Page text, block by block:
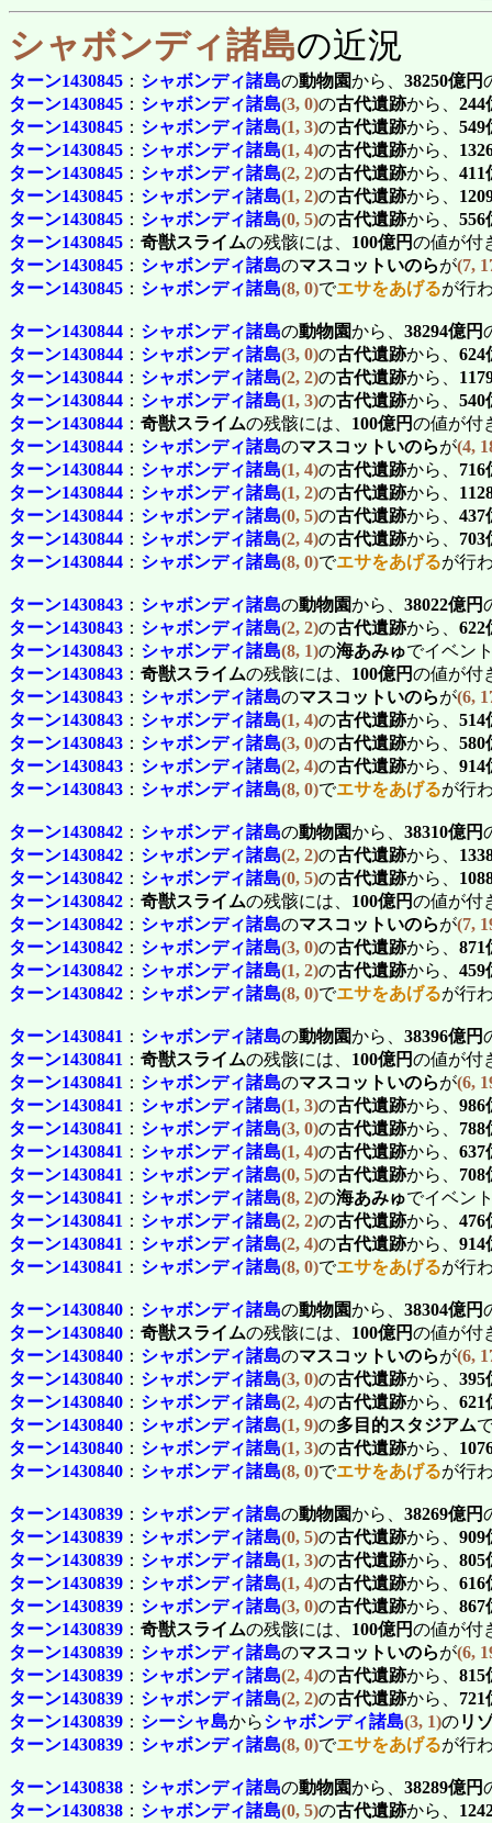
シャボンディ諸島の近況
ターン1430845 ： シャボンディ諸島の動物園から、 38250億円
ターン1430845 ： シャボンディ諸島(3, 0)の古代遺跡から、 244
ターン1430845 ： シャボンディ諸島(1, 3)の古代遺跡から、 549
ターン1430845 ： シャボンディ諸島(1, 4)の古代遺跡から、
ターン1430845 ： シャボンディ諸島(2, 2)の古代遺跡から、 411
ターン1430845 ： シャボンディ諸島(1, 2)の古代遺跡から、
ターン1430845 ： シャボンディ諸島(0, 5)の古代遺跡から、 556
ターン1430845 ： 奇獣スライムの残骸には、 100億円の値が付
ターン1430845 ： シャボンディ諸島のマスコットいのらが(7,
ターン1430845 ： シャボンディ諸島(8, 0)でエサをあげるが行
ターン1430844 ： シャボンディ諸島の動物園から、 38294億円
ターン1430844 ： シャボンディ諸島(3, 0)の古代遺跡から、 624
ターン1430844 ： シャボンディ諸島(2, 2)の古代遺跡から、
ターン1430844 ： シャボンディ諸島(1, 3)の古代遺跡から、 540
ターン1430844 ： 奇獣スライムの残骸には、 100億円の値が付
ターン1430844 ： シャボンディ諸島のマスコットいのらが(4,
ターン1430844 ： シャボンディ諸島(1, 4)の古代遺跡から、 716
ターン1430844 ： シャボンディ諸島(1, 2)の古代遺跡から、
ターン1430844 ： シャボンディ諸島(0, 5)の古代遺跡から、 437
ターン1430844 ： シャボンディ諸島(2, 4)の古代遺跡から、 703
ターン1430844 ： シャボンディ諸島(8, 0)でエサをあげるが行
ターン1430843 ： シャボンディ諸島の動物園から、 38022億円
ターン1430843 ： シャボンディ諸島(2, 2)の古代遺跡から、 622
ターン1430843 ： シャボンディ諸島(8, 1)の海あみゅでイベン
ターン1430843 ： 奇獣スライムの残骸には、 100億円の値が付
ターン1430843 ： シャボンディ諸島のマスコットいのらが(6,
ターン1430843 ： シャボンディ諸島(1, 4)の古代遺跡から、 514
ターン1430843 ： シャボンディ諸島(3, 0)の古代遺跡から、 580
ターン1430843 ： シャボンディ諸島(2, 4)の古代遺跡から、 914
ターン1430843 ： シャボンディ諸島(8, 0)でエサをあげるが行
ターン1430842 ： シャボンディ諸島の動物園から、 38310億円
ターン1430842 ： シャボンディ諸島(2, 2)の古代遺跡から、
ターン1430842 ： シャボンディ諸島(0, 5)の古代遺跡から、
ターン1430842 ： 奇獣スライムの残骸には、 100億円の値が付
ターン1430842 ： シャボンディ諸島のマスコットいのらが(7,
ターン1430842 ： シャボンディ諸島(3, 0)の古代遺跡から、 871
ターン1430842 ： シャボンディ諸島(1, 2)の古代遺跡から、 459
ターン1430842 ： シャボンディ諸島(8, 0)でエサをあげるが行
ターン1430841 ： シャボンディ諸島の動物園から、 38396億円
ターン1430841 ： 奇獣スライムの残骸には、 100億円の値が付
ターン1430841 ： シャボンディ諸島のマスコットいのらが(6,
ターン1430841 ： シャボンディ諸島(1, 3)の古代遺跡から、 986
ターン1430841 ： シャボンディ諸島(3, 0)の古代遺跡から、 788
ターン1430841 ： シャボンディ諸島(1, 4)の古代遺跡から、 637
ターン1430841 ： シャボンディ諸島(0, 5)の古代遺跡から、 708
ターン1430841 ： シャボンディ諸島(8, 2)の海あみゅでイベン
ターン1430841 ： シャボンディ諸島(2, 2)の古代遺跡から、 476
ターン1430841 ： シャボンディ諸島(2, 4)の古代遺跡から、 914
ターン1430841 ： シャボンディ諸島(8, 0)でエサをあげるが行
ターン1430840 ： シャボンディ諸島の動物園から、 38304億円
ターン1430840 ： 奇獣スライムの残骸には、 100億円の値が付
ターン1430840 ： シャボンディ諸島のマスコットいのらが(6,
ターン1430840 ： シャボンディ諸島(3, 0)の古代遺跡から、 395
ターン1430840 ： シャボンディ諸島(2, 4)の古代遺跡から、 621
ターン1430840 ： シャボンディ諸島(1, 9)の多目的スタジアム
ターン1430840 ： シャボンディ諸島(1, 3)の古代遺跡から、
ターン1430840 ： シャボンディ諸島(8, 0)でエサをあげるが行
ターン1430839 ： シャボンディ諸島の動物園から、 38269億円
ターン1430839 ： シャボンディ諸島(0, 5)の古代遺跡から、 909
ターン1430839 ： シャボンディ諸島(1, 3)の古代遺跡から、 805
ターン1430839 ： シャボンディ諸島(1, 4)の古代遺跡から、 616
ターン1430839 ： シャボンディ諸島(3, 0)の古代遺跡から、 867
ターン1430839 ： 奇獣スライムの残骸には、 100億円の値が付
ターン1430839 ： シャボンディ諸島のマスコットいのらが(6,
ターン1430839 ： シャボンディ諸島(2, 4)の古代遺跡から、 815
ターン1430839 ： シャボンディ諸島(2, 2)の古代遺跡から、 721
ターン1430839 ： シーシャ島からシャボンディ諸島(3, 1)のリ
ターン1430839 ： シャボンディ諸島(8, 0)でエサをあげるが行
ターン1430838 ： シャボンディ諸島の動物園から、 38289億円
ターン1430838 ： シャボンディ諸島(0, 5)の古代遺跡から、